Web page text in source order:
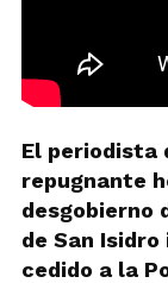
El periodista
repugnante
desgobierno
de San
cedido a la